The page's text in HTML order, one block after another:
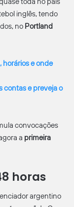
inglês, tendo
no Portland
horários e onde
contas e preveja o
convocações
a primeira
horas
argentino